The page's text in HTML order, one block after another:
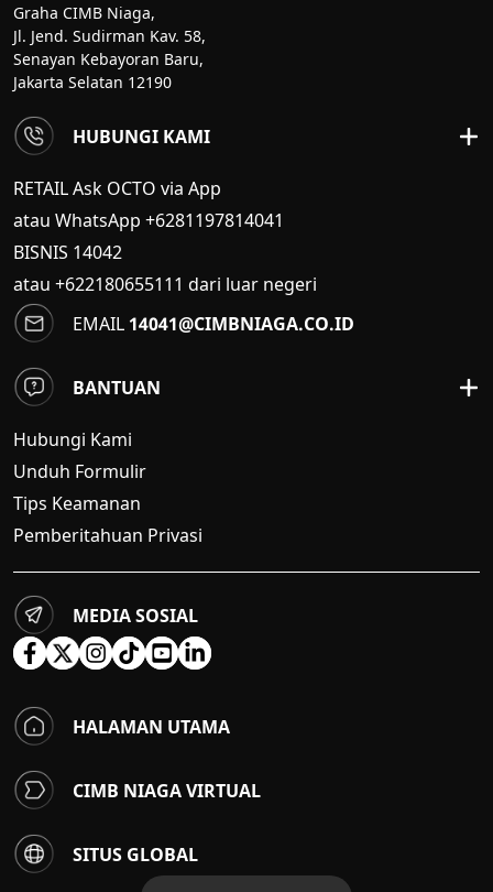
Graha CIMB Niaga,
Jl. Jend. Sudirman Kav. 58,
Senayan Kebayoran Baru,
Jakarta Selatan 12190
HUBUNGI KAMI
RETAIL Ask OCTO via App
atau WhatsApp +6281197814041
BISNIS 14042
atau +622180655111 dari luar negeri
EMAIL 14041@CIMBNIAGA.CO.ID
BANTUAN
Hubungi Kami
Unduh Formulir
Tips Keamanan
Pemberitahuan Privasi
MEDIA SOSIAL
HALAMAN UTAMA
CIMB NIAGA VIRTUAL
SITUS GLOBAL